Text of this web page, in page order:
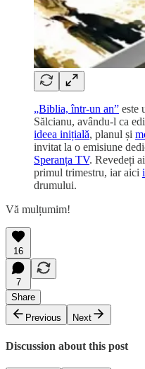
„Biblia, într-un an” este
Sălcianu, avându-l ca
ideea inițială, planul și
invitat la o emisiune
Speranța TV. Revedeți
primul trimestru, iar aici
drumului.
Vă mulțumim!
16
7
Share
Previous
Next
Discussion about this post